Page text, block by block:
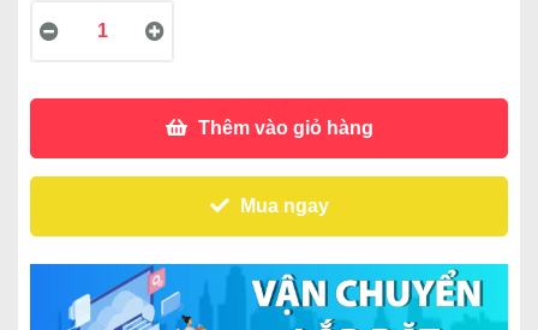
Thêm vào giỏ hàng
Mua ngay